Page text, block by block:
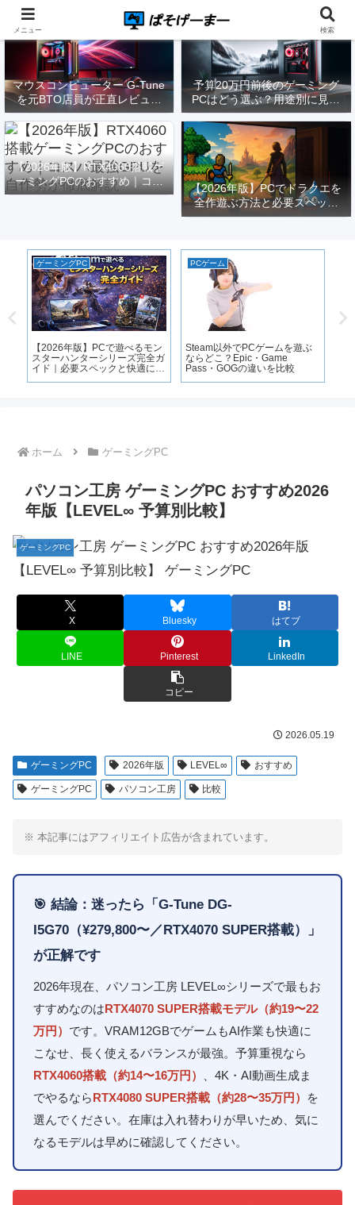
マウスコンピューター G-Tune
を元BTO店員が正直レビュー
｜実際どうなの？
予算20万円前後のゲーミング
PCはどう選ぶ？用途別に見る
構成と注意点【2026年版】
【2026年版】RTX4060搭載ゲ
ーミングPCのおすすめ｜コス
パ最強GPUを自作勢が徹底解
【2026年版】PCでドラクエを
全作遊ぶ方法と必要スペック
｜FF14勢がまとめてみた
ゲーミングPC
【2026年版】PCで遊べるモン
スターハンターシリーズ完全ガ
イド｜必要スペックと快適に遊
PCゲーム
Steam以外でPCゲームを遊ぶ
ならどこ？Epic・Game
Pass・GOGの違いを比較
ホーム ゲーミングPC
パソコン工房 ゲーミングPC おすすめ2026
年版【LEVEL∞ 予算別比較】
ゲーミングPC
X Bluesky はてブ
LINE Pinterest LinkedIn
コピー
2026.05.19
ゲーミングPC 2026年版 LEVEL∞ おすすめ
ゲーミングPC パソコン工房 比較
※ 本記事にはアフィリエイト広告が含まれています。
🎯 結論：迷ったら「G-Tune DG-
I5G70（¥279,800〜／RTX4070 SUPER搭載）」
が正解です
2026年現在、パソコン工房 LEVEL∞シリーズで最もお
すすめなのはRTX4070 SUPER搭載モデル（約19〜22
万円） です。VRAM12GBでゲームもAI作業も快適に
こなせ、長く使えるバランスが最強。予算重視なら
RTX4060搭載（約14〜16万円）
、4K・AI動画生成ま
でやるならRTX4080 SUPER搭載（約28〜35万円）
を
選んでください。在庫は入れ替わりが早いため、気に
なるモデルは早めに確認してください。
メニュー 検索